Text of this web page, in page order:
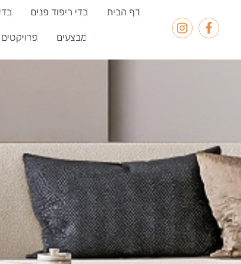
דף הבית בדי ריפוד פנים
מבצעים פרויקטים